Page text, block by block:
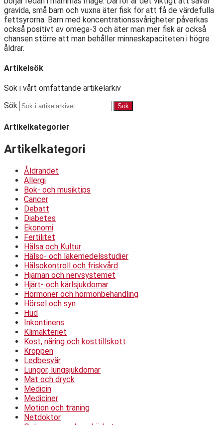
gravida, små barn och vuxna äter fisk för att få de värdefulla
fettsyrorna. Barn med koncentrationssvårigheter påverkas
också positivt av omega-3 och äter man mer fisk är också
chansen större att man behåller minneskapaciteten i högre
åldrar.
Artikelsök
Sök i vårt omfattande artikelarkiv
Sök
Sök
Artikelkategorier
Artikelkategori
Åldrandet
Allergi
Bok- och musiktips
Cancer
Debatt
Diabetes
Ekonomi
Fertilitet
Hälsa och Kultur
Hälso- och läkemedelsstudier
Hälsokontroll och friskvård
Hjärnan och nervsystemet
Hjärt- och kärlsjukdomar
Hormoner och hormonbehandling
Hörsel och syn
Hud
Inkontinens
Klimakteriet
Kost, näring och kosttillskott
Kroppen
Ledbesvär
Lungor, lungsjukdomar
Mat och dryck
Medicin
Mediciner
Motion och träning
Netdoktor